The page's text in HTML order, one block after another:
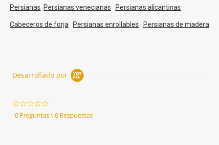
Persianas Persianas venecianas Persianas alicantinas
Cabeceros de forja Persianas enrollables Persianas de madera
Desarrollado por
star
rating
0 Preguntas \ 0 Respuestas